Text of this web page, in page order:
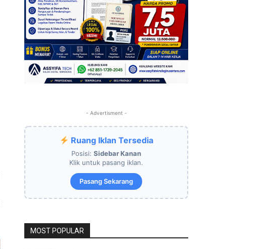
- Advertisment -
Ruang Iklan Tersedia
Posisi: Sidebar Kanan
Klik untuk pasang iklan.
Pasang Sekarang
MOST POPULAR